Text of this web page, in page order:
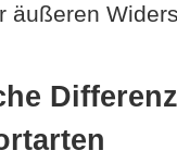
äußeren